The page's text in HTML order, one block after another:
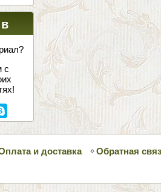
с
и доставка
Обратная